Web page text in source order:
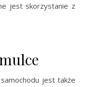
jest skorzystanie z
jest także